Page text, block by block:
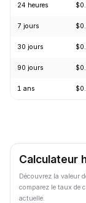
24 heures
7 jours
30 jours
90 jours
1 ans
Calculateur
Découvrez la valeur
comparez le taux de
actuelle.